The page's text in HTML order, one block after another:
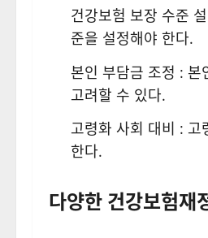
건강보험 보장 수준
준을 설정해야 한다.
본인 부담금 조정 : 본
고려할 수 있다.
고령화 사회 대비 : 고
한다.
다양한 건강보험재